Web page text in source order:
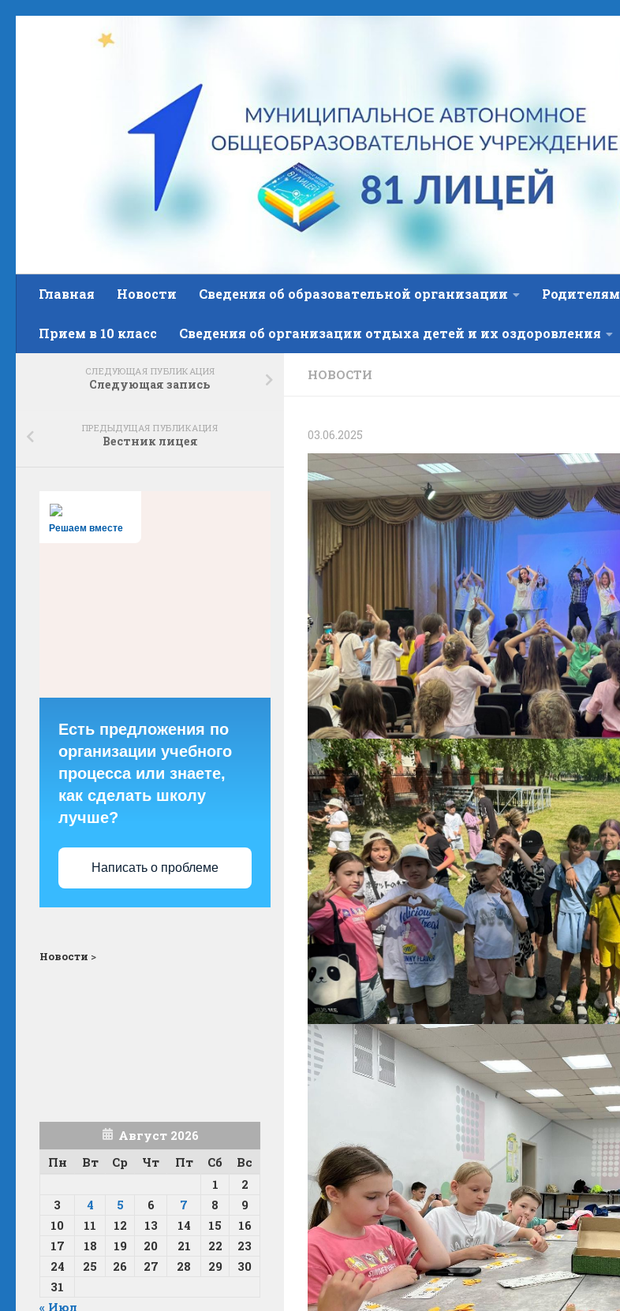
Главная Новости Сведения об образовательной организации Родителям
Прием в 10 класс Сведения об организации отдыха детей и их оздоровления
НОВОСТИ
03.06.2025
СЛЕДУЮЩАЯ ПУБЛИКАЦИЯ
Следующая запись
ПРЕДЫДУЩАЯ ПУБЛИКАЦИЯ
Вестник лицея
Решаем вместе
Есть предложения по
организации учебного
процесса или знаете,
как сделать школу
лучше?
Написать о проблеме
Новости >
Август 2026
Пн
Вт Ср Чт Пт Сб
Вс
1
2
3
4 5 6 7 8
9
10
11 12 13 14 15
16
17
18 19 20 21 22
23
24
25 26 27 28 29
30
31
« Июл